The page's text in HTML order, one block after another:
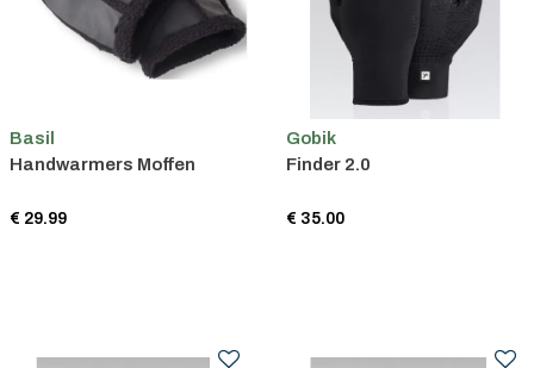
Basil
Handwarmers Moffen
€ 29.99
Gobik
Finder 2.0
€ 35.00